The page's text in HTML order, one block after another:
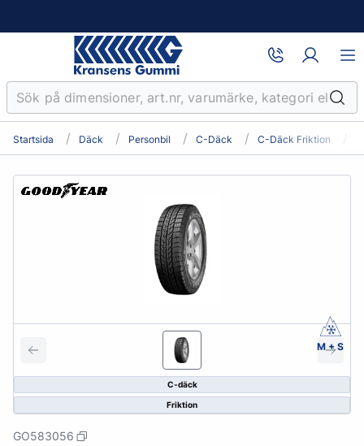
Startsida Däck Personbil C-Däck C-Däck Friktion
C-däck
Friktion
M + S
GO583056